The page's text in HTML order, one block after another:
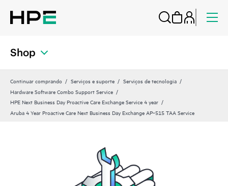
Shop
Continuar comprando Serviços e suporte
Serviços de tecnologia
Hardware Software Combo Support Service
HPE Next Business Day Proactive Care Exchange Service 4 year
Aruba 4 Year Proactive Care Next Business Day Exchange AP‑515 TAA Service